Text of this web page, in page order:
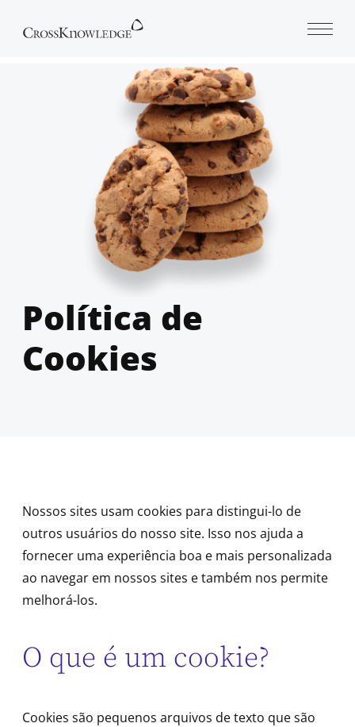
Política de
Cookies
Nossos sites usam cookies para distingui-lo de
outros usuários do nosso site. Isso nos ajuda a
fornecer uma experiência boa e mais personalizada
ao navegar em nossos sites e também nos permite
melhorá-los.
O que é um cookie?
Cookies são pequenos arquivos de texto que são